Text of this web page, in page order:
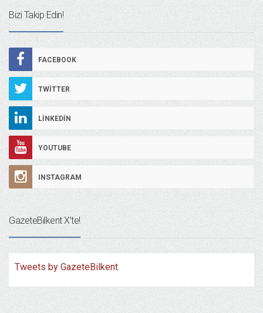
Bizi Takip Edin!
FACEBOOK
TWITTER
LINKEDIN
YOUTUBE
INSTAGRAM
GazeteBilkent X’te!
Tweets by GazeteBilkent